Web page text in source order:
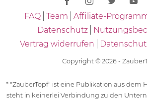
FAQ Team Affiliate-
Datenschutz
Vertrag widerrufen
Copyright © 2026 -
* "ZauberTopf" ist eine Publikation aus dem
steht in keinerlei Verbindung zu den